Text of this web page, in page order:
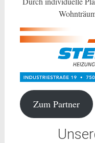
Zum Partner